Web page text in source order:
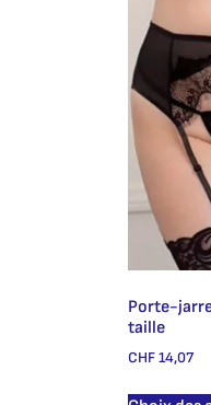
Porte-
taille
CHF14,07